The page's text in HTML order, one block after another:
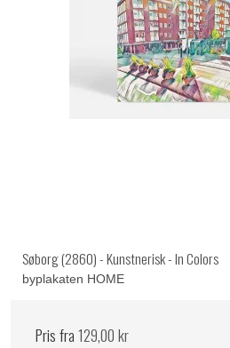
Søborg (2860) - Kunstnerisk - In Colors
byplakaten HOME
Pris fra129,00 kr